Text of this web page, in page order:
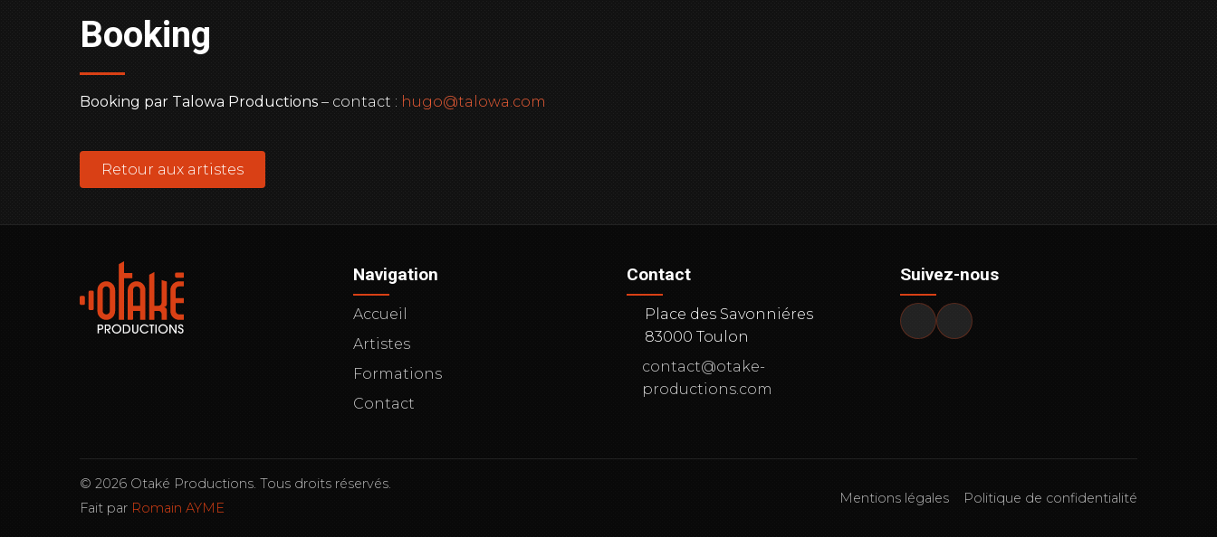
Booking
Booking par Talowa Productions – contact : hugo@talowa.com
Retour aux artistes
Navigation
Accueil
Artistes
Formations
Contact
Contact
Place des Savonniéres
83000 Toulon
contact@otake-
productions.com
Suivez-nous
© 2026 Otaké Productions. Tous droits réservés.
Fait par Romain AYME
Mentions légales Politique de confidentialité